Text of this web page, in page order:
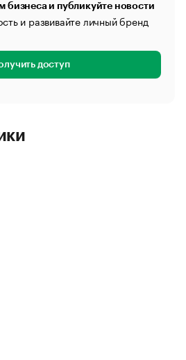
бизнеса и публикуйте новости
и развивайте личный бренд
доступ